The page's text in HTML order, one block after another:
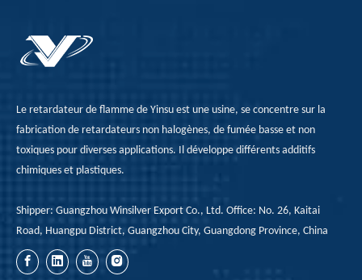
Le retardateur de flamme de Yinsu est une usine, se concentre sur la
fabrication de retardateurs non halogènes, de fumée basse et non
toxiques pour diverses applications. Il développe différents additifs
chimiques et plastiques.
Shipper: Guangzhou Winsilver Export Co., Ltd. Office: No. 26, Kaitai
Road, Huangpu District, Guangzhou City, Guangdong Province, China